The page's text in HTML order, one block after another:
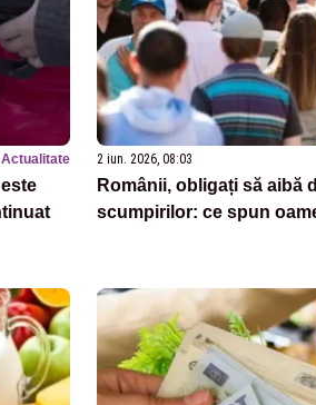
Actualitate 2 iun. 2026, 08:03
Românii, obligați să aibă
scumpirilor: ce spun